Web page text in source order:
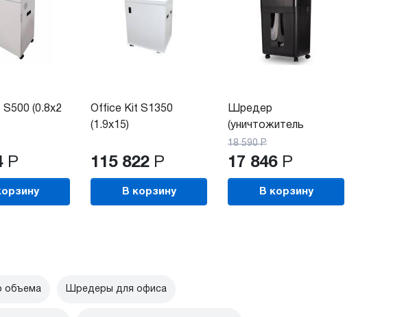
(0.8x2
Р
Office Kit S1350
(1.9x15)
115 822 Р
В корзину
Шредер
(уничтожитель
документов)...
18 590 Р
17 846 Р
В корзину
объема Шредеры для офиса